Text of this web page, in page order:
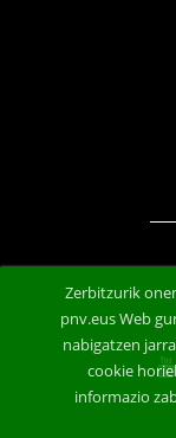
Zerbitzurik
pnv.eus Web
nabigatzen
cookie
informazio